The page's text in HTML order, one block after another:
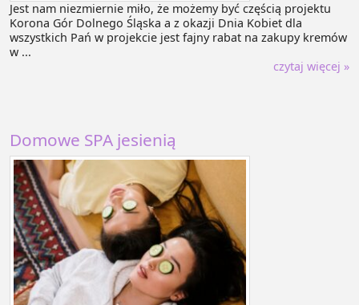
Jest nam niezmiernie miło, że możemy być częścią projektu
Korona Gór Dolnego Śląska a z okazji Dnia Kobiet dla
wszystkich Pań w projekcie jest fajny rabat na zakupy kremów
w ...
czytaj więcej »
Domowe SPA jesienią